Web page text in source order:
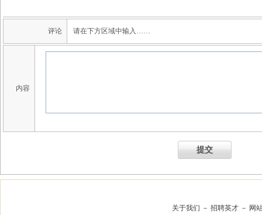
评论 请在下方区域中输入……
内容
提交
关于我们 － 招聘英才 － 网